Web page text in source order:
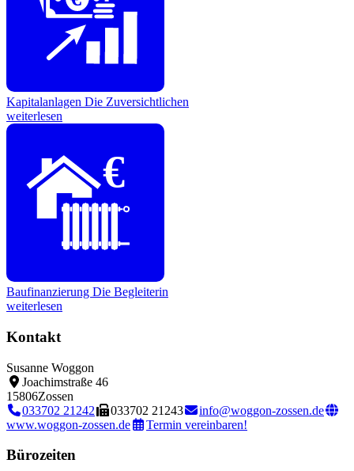
Kapitalanlagen Die Zuversichtlichen
weiterlesen
€
Baufinanzierung Die Begleiterin
weiterlesen
Kontakt
Susanne Woggon
Joachimstraße 46
15806Zossen
033702 21242
033702 21243
info@woggon-zossen.de
www.woggon-zossen.de
Termin vereinbaren!
Bürozeiten